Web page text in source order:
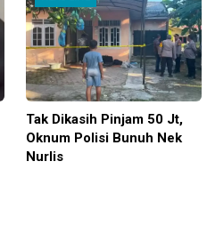
Tak Dikasih Pinjam 50 Jt,
Oknum Polisi Bunuh Nek
Nurlis